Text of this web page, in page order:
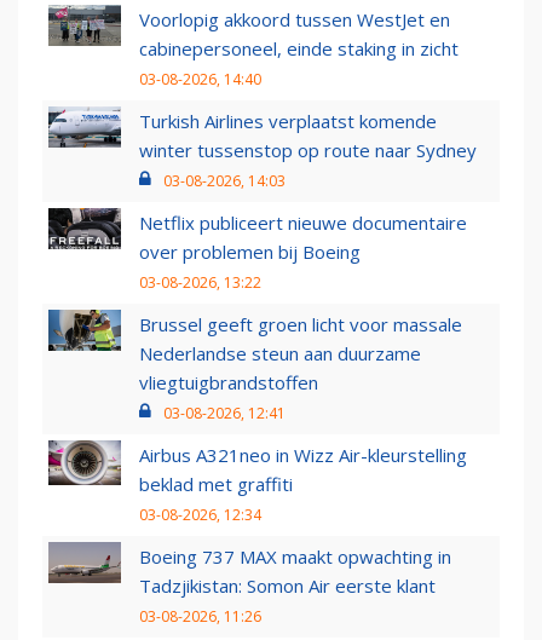
Voorlopig akkoord tussen WestJet en
cabinepersoneel, einde staking in zicht
03-08-2026, 14:40
Turkish Airlines verplaatst komende
winter tussenstop op route naar Sydney
03-08-2026, 14:03
Netflix publiceert nieuwe documentaire
over problemen bij Boeing
03-08-2026, 13:22
Brussel geeft groen licht voor massale
Nederlandse steun aan duurzame
vliegtuigbrandstoffen
03-08-2026, 12:41
Airbus A321neo in Wizz Air-kleurstelling
beklad met graffiti
03-08-2026, 12:34
Boeing 737 MAX maakt opwachting in
Tadzjikistan: Somon Air eerste klant
03-08-2026, 11:26